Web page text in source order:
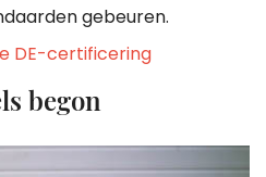
gebeuren.
DE-certificering
begon